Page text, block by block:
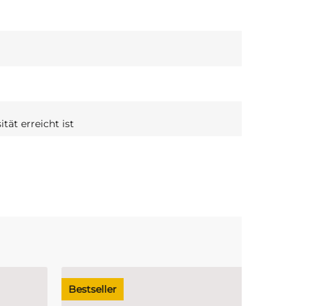
erreicht ist
Bestseller